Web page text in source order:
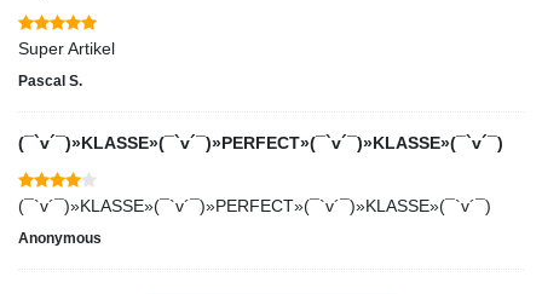
Super Artikel
Pascal S.
(¯`v´¯)»KLASSE»(¯`v´¯)»PERFECT»(¯`v´¯)»KLASSE»(¯`v´¯)
(¯`v´¯)»KLASSE»(¯`v´¯)»PERFECT»(¯`v´¯)»KLASSE»(¯`v´¯)
Anonymous